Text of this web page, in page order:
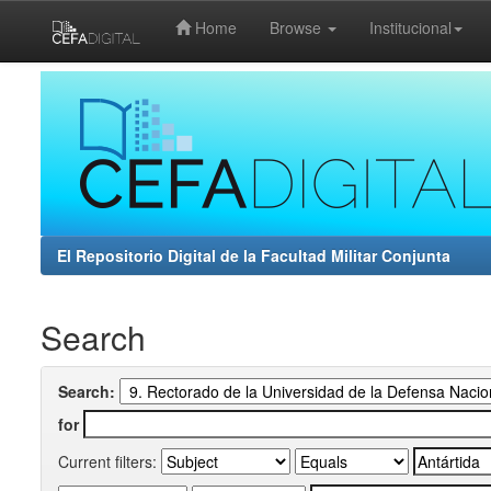
Home Browse Institucional
El Repositorio Digital de la Facultad Militar Conjunta
Search
Search:
for
Current filters: